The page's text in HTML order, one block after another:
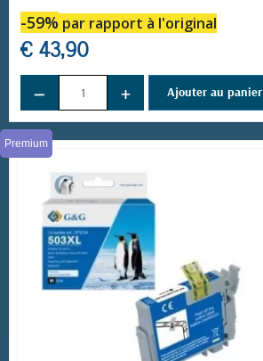
-59% par rapport à l'original
€ 43,90
− + Ajouter au panier
Premium